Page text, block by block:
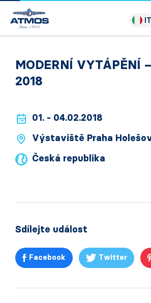
IT
MODERNÍ VYTÁPĚNÍ
2018
01. - 04.02.2018
Výstaviště Praha
Česká republika
Sdílejte událost
Facebook Twitter